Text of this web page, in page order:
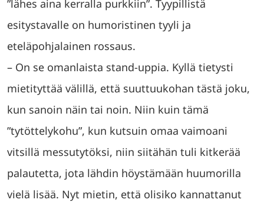
”lähes aina kerralla purkkiin”. Tyypillistä
esitystavalle on humoristinen tyyli ja
eteläpohjalainen rossaus.
– On se omanlaista stand-uppia. Kyllä tietysti
mietityttää välillä, että suuttuukohan tästä joku,
kun sanoin näin tai noin. Niin kuin tämä
”tytöttelykohu”, kun kutsuin omaa vaimoani
vitsillä messutytöksi, niin siitähän tuli kitkerää
palautetta, jota lähdin höystämään huumorilla
vielä lisää. Nyt mietin, että olisiko kannattanut